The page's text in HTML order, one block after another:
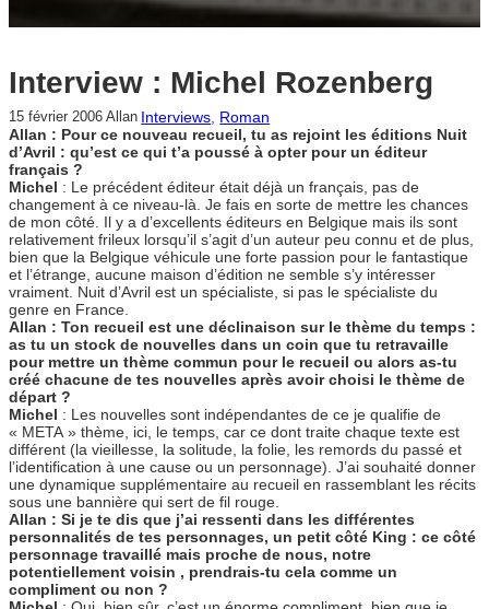
Interview : Michel Rozenberg
15 février 2006 Allan Interviews, Roman
Allan : Pour ce nouveau recueil, tu as rejoint les éditions Nuit
d’Avril : qu’est ce qui t’a poussé à opter pour un éditeur
français ?
Michel : Le précédent éditeur était déjà un français, pas de
changement à ce niveau-là. Je fais en sorte de mettre les chances
de mon côté. Il y a d’excellents éditeurs en Belgique mais ils sont
relativement frileux lorsqu’il s’agit d’un auteur peu connu et de plus,
bien que la Belgique véhicule une forte passion pour le fantastique
et l’étrange, aucune maison d’édition ne semble s’y intéresser
vraiment. Nuit d’Avril est un spécialiste, si pas le spécialiste du
genre en France.
Allan : Ton recueil est une déclinaison sur le thème du temps :
as tu un stock de nouvelles dans un coin que tu retravaille
pour mettre un thème commun pour le recueil ou alors as-tu
créé chacune de tes nouvelles après avoir choisi le thème de
départ ?
Michel : Les nouvelles sont indépendantes de ce je qualifie de
« META » thème, ici, le temps, car ce dont traite chaque texte est
différent (la vieillesse, la solitude, la folie, les remords du passé et
l’identification à une cause ou un personnage). J’ai souhaité donner
une dynamique supplémentaire au recueil en rassemblant les récits
sous une bannière qui sert de fil rouge.
Allan : Si je te dis que j’ai ressenti dans les différentes
personnalités de tes personnages, un petit côté King : ce côté
personnage travaillé mais proche de nous, notre
potentiellement voisin , prendrais-tu cela comme un
compliment ou non ?